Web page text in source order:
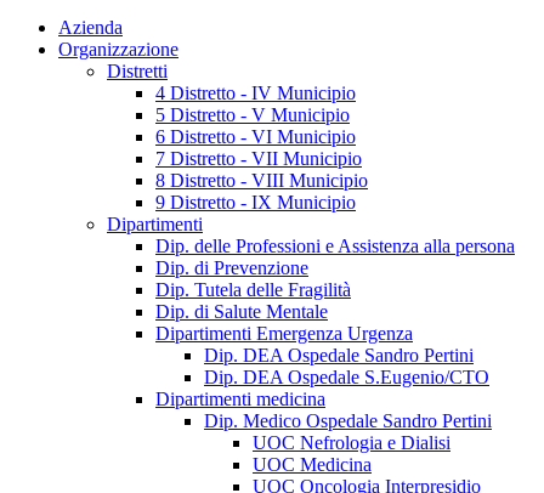
Azienda
Organizzazione
Distretti
4 Distretto - IV Municipio
5 Distretto - V Municipio
6 Distretto - VI Municipio
7 Distretto - VII Municipio
8 Distretto - VIII Municipio
9 Distretto - IX Municipio
Dipartimenti
Dip. delle Professioni e Assistenza alla persona
Dip. di Prevenzione
Dip. Tutela delle Fragilità
Dip. di Salute Mentale
Dipartimenti Emergenza Urgenza
Dip. DEA Ospedale Sandro Pertini
Dip. DEA Ospedale S.Eugenio/CTO
Dipartimenti medicina
Dip. Medico Ospedale Sandro Pertini
UOC Nefrologia e Dialisi
UOC Medicina
UOC Oncologia Interpresidio